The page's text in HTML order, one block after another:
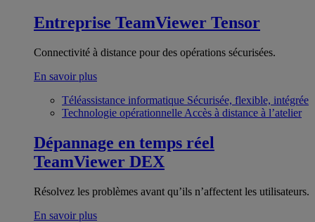
Entreprise TeamViewer Tensor
Connectivité à distance pour des opérations sécurisées.
En savoir plus
Téléassistance informatique Sécurisée, flexible, intégrée
Technologie opérationnelle Accès à distance à l’atelier
Dépannage en temps réel
TeamViewer DEX
Résolvez les problèmes avant qu’ils n’affectent les utilisateurs.
En savoir plus